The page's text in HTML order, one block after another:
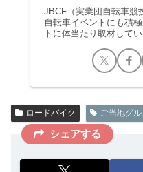
JBCF（実業団自転車競
自転車イベントにも積
トに体当たり取材してい
ロードバイク ご当地グル
シェアする